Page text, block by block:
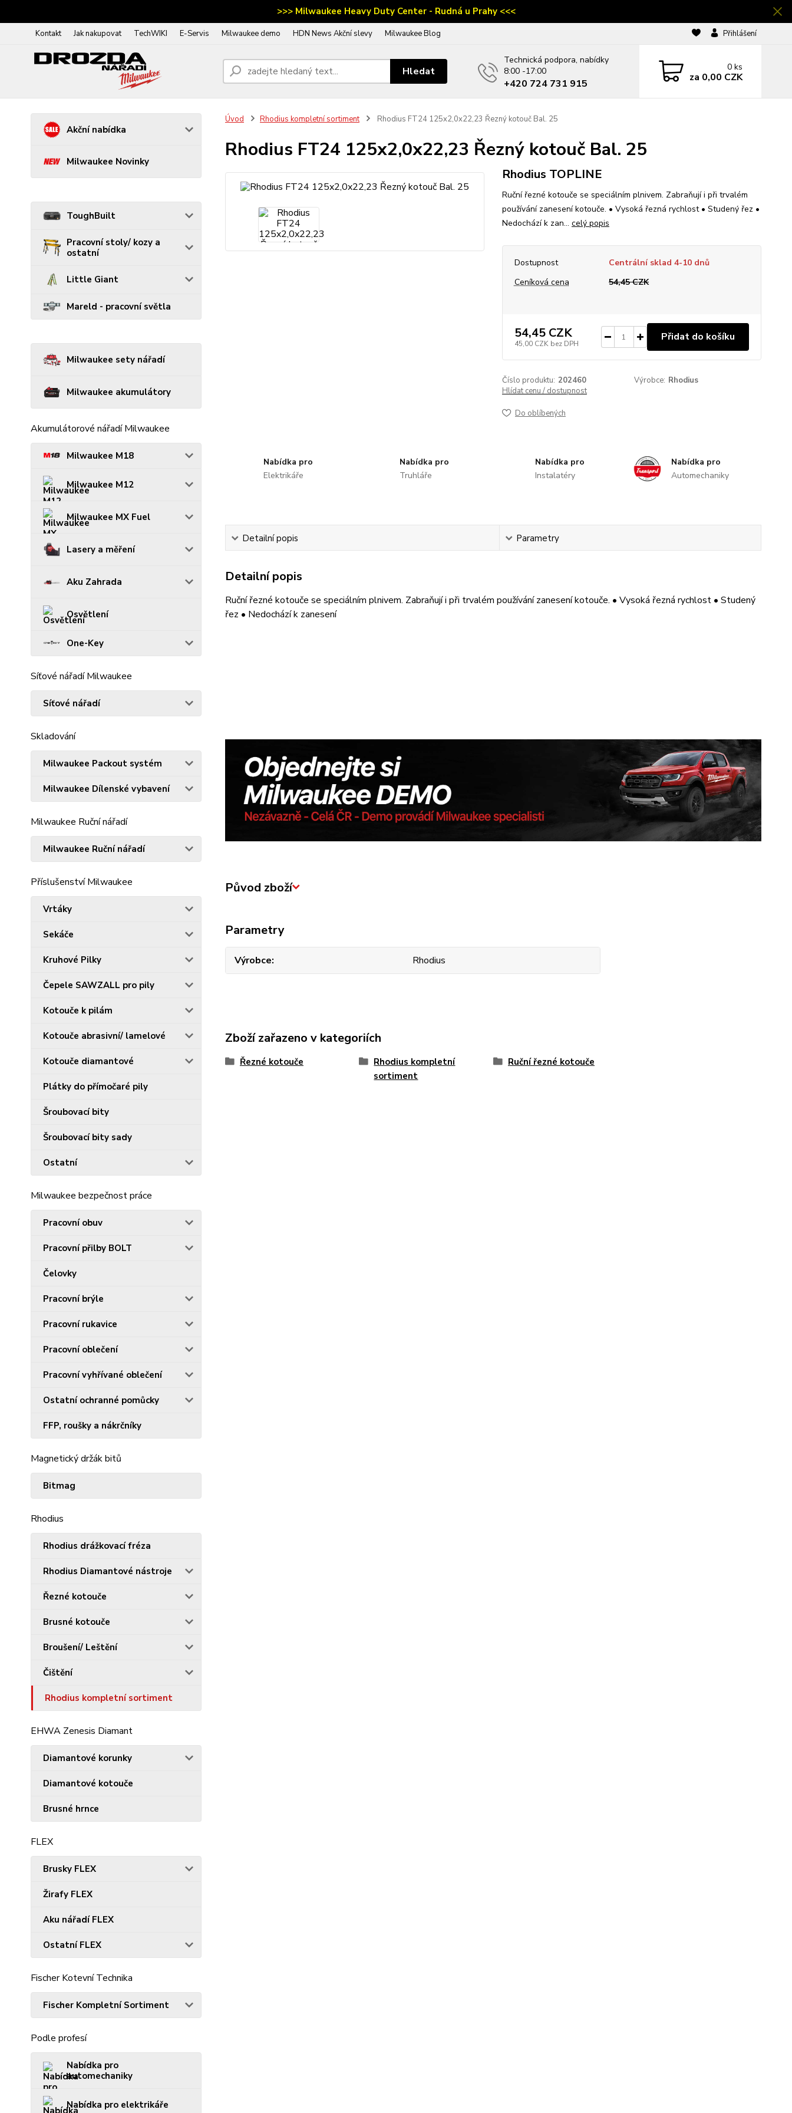
>>> Milwaukee Heavy Duty Center - Rudná u Prahy <<<
Kontakt Jak nakupovat TechWIKI E-Servis Milwaukee demo HDN News Akční slevy Milwaukee Blog Přihlášení
Hledat
Technická podpora, nabídky
8:00 -17:00
‭+420 724 731 915
0 ks
za 0,00 CZK
Akční nabídka
Milwaukee Novinky
ToughBuilt
Pracovní stoly/ kozy a
ostatní
Little Giant
Mareld - pracovní světla
Milwaukee sety nářadí
Milwaukee akumulátory
Akumulátorové nářadí Milwaukee
Milwaukee M18
Milwaukee M12
Milwaukee MX Fuel
Lasery a měření
Aku Zahrada
Osvětlení
One-Key
Síťové nářadí Milwaukee
Síťové nářadí
Skladování
Milwaukee Packout systém
Milwaukee Dílenské vybavení
Milwaukee Ruční nářadí
Milwaukee Ruční nářadí
Příslušenství Milwaukee
Vrtáky
Sekáče
Kruhové Pilky
Čepele SAWZALL pro pily
Kotouče k pilám
Kotouče abrasivní/ lamelové
Kotouče diamantové
Plátky do přímočaré pily
Šroubovací bity
Šroubovací bity sady
Ostatní
Milwaukee bezpečnost práce
Pracovní obuv
Pracovní přilby BOLT
Čelovky
Pracovní brýle
Pracovní rukavice
Pracovní oblečení
Pracovní vyhřívané oblečení
Ostatní ochranné pomůcky
FFP, roušky a nákrčníky
Magnetický držák bitů
Bitmag
Rhodius
Rhodius drážkovací fréza
Rhodius Diamantové nástroje
Řezné kotouče
Brusné kotouče
Broušení/ Leštění
Čištění
Rhodius kompletní sortiment
EHWA Zenesis Diamant
Diamantové korunky
Diamantové kotouče
Brusné hrnce
FLEX
Brusky FLEX
Žirafy FLEX
Aku nářadí FLEX
Ostatní FLEX
Fischer Kotevní Technika
Fischer Kompletní Sortiment
Podle profesí
Nabídka pro
automechaniky
Nabídka pro elektrikáře
Úvod Rhodius kompletní sortiment Rhodius FT24 125x2,0x22,23 Řezný kotouč Bal. 25
Rhodius FT24 125x2,0x22,23 Řezný kotouč Bal. 25
Rhodius TOPLINE
Ruční řezné kotouče se speciálním plnivem. Zabraňují i při trvalém
používání zanesení kotouče. • Vysoká řezná rychlost • Studený řez •
Nedochází k zan... celý popis
Dostupnost
Centrální sklad 4-10 dnů
Ceníková cena
54,45 CZK
54,45 CZK
45,00 CZK bez DPH
Přidat do košíku
Číslo produktu: 202460 Výrobce: Rhodius
Hlídat cenu / dostupnost
Do oblíbených
Nabídka pro
Elektrikáře
Nabídka pro
Truhláře
Nabídka pro
Instalatéry
Nabídka pro
Automechaniky
Detailní popis Parametry
Detailní popis
Ruční řezné kotouče se speciálním plnivem. Zabraňují i při trvalém používání zanesení kotouče. • Vysoká řezná rychlost • Studený
řez • Nedochází k zanesení
Původ zboží
Parametry
Výrobce Rhodius
Zboží zařazeno v kategoriích
Řezné kotouče
Rhodius kompletní
sortiment
Ruční řezné kotouče